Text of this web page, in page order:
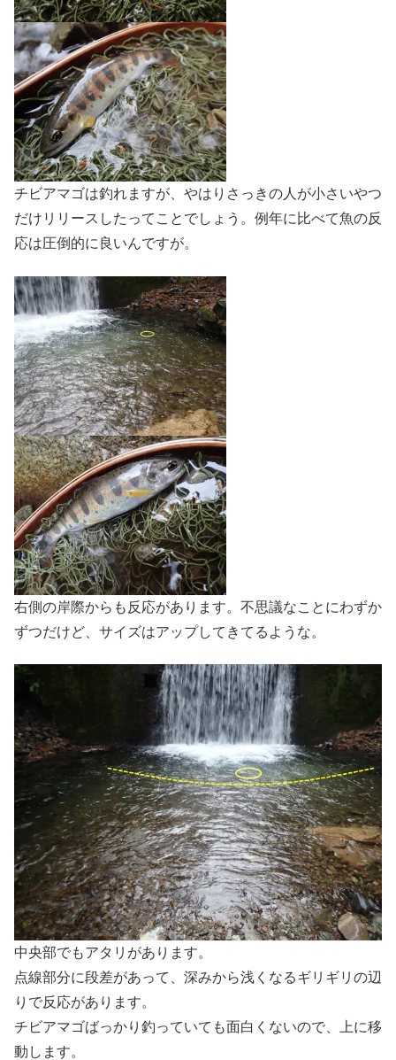
チビアマゴは釣れますが、やはりさっきの人が小さいやつ
だけリリースしたってことでしょう。例年に比べて魚の反
応は圧倒的に良いんですが。
右側の岸際からも反応があります。不思議なことにわずか
ずつだけど、サイズはアップしてきてるような。
中央部でもアタリがあります。
点線部分に段差があって、深みから浅くなるギリギリの辺
りで反応があります。
チビアマゴばっかり釣っていても面白くないので、上に移
動します。